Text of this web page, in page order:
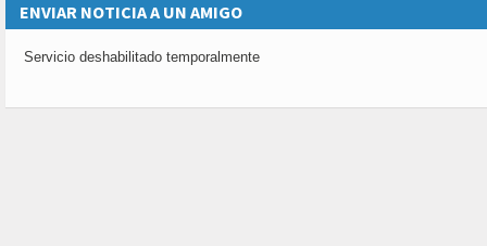
ENVIAR NOTICIA A UN AMIGO
Servicio deshabilitado temporalmente